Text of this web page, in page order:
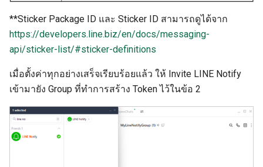
**Sticker Package ID และ Sticker ID สามารถดูได้จาก
https://developers.line.biz/en/docs/messaging-
api/sticker-list/#sticker-definitions
เมื่อตั้งค่าทุกอย่างเสร็จเรียบร้อยแล้ว ให้ Invite LINE Notify
เข้ามายัง Group ที่ทำการสร้าง Token ไว้ในข้อ 2